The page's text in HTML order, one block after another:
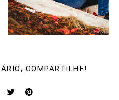
COMPARTILHE!